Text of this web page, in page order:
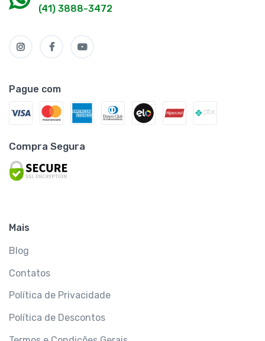
(41) 3888-3472
Pague com
Compra Segura
Mais
Blog
Contatos
Política de Privacidade
Política de Descontos